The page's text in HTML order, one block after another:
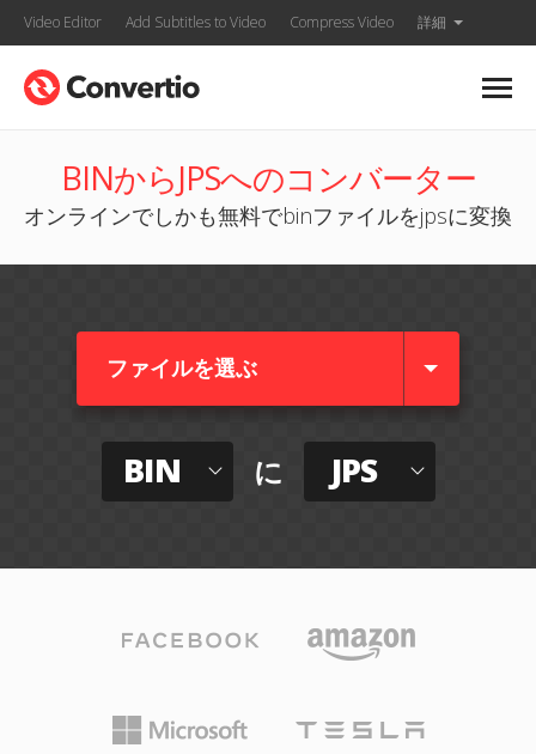
Video Editor Add Subtitles to Video Compress Video 詳細
BINからJPSへのコンバーター
オンラインでしかも無料でbinファイルをjpsに変換
ファイルを選ぶ
BIN に JPS